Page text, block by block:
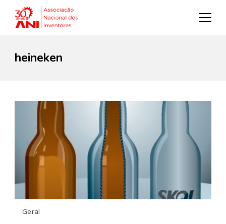
heineken
Geral